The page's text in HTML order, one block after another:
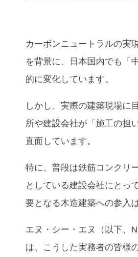
カーボンニュートラルの実
を背景に、日本国内でも「
的に変化しています。
しかし、実際の建築現場に
所や建設会社が「施工の担
直面しています。
特に、普段は鉄筋コンクリ
としている建設会社にとっ
要となる木造建築への参入
エヌ・シー・エヌ（以下、
は、こうした実務者の皆様